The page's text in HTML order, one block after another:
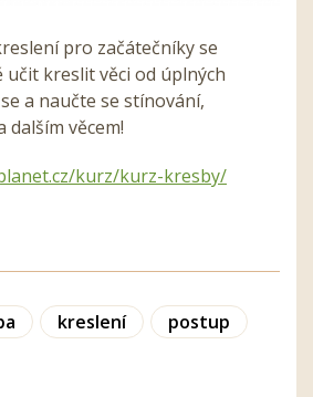
pro začátečníky se
kreslit věci od úplných
a naučte se stínování,
věcem!
kurz/kurz-kresby/
kreslení
postup